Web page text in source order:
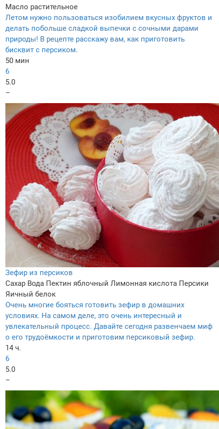
Масло растительное
Летом нужно пользоваться изобилием вкусных фруктов и
делать побольше сладкой выпечки с сочными дарами
природы! В рецепте расскажу вам, как приготовить
бисквит с персиком.
50 мин
6
5.0
–
Зефир из персиков
Сахар Вода Пектин яблочный Лимонная кислота Персики
Яичный белок
Очень многие бояться готовить зефир в домашних
условиях. На самом деле, это очень интересный и
увлекательный процесс. Давайте сегодня развенчаем миф
о его трудоёмкости и приготовим персиковый зефир.
14 ч.
6
5.0
–